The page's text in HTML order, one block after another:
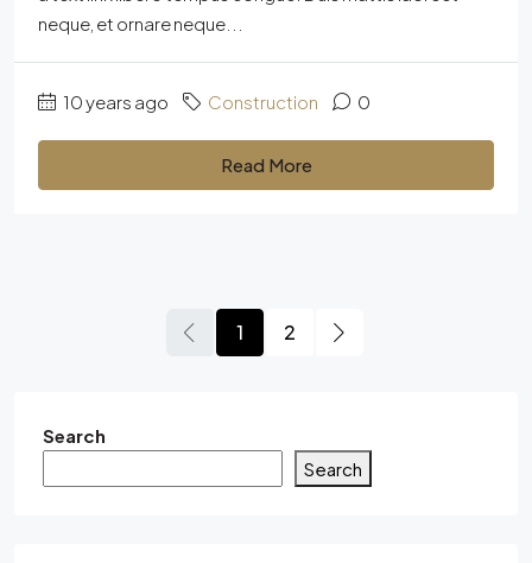
neque, et ornare neque...
10 years ago Construction 0
Read More
1 2
Search
Search